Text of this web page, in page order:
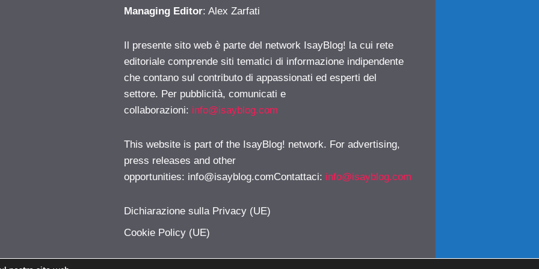
Managing Editor: Alex Zarfati
Il presente sito web è parte del network IsayBlog! la cui rete
editoriale comprende siti tematici di informazione indipendente
che contano sul contributo di appassionati ed esperti del
settore. Per pubblicità, comunicati e
collaborazioni: info@isayblog.com
This website is part of the IsayBlog! network. For advertising,
press releases and other
opportunities: info@isayblog.comContattaci: info@isayblog.com
Dichiarazione sulla Privacy (UE)
Cookie Policy (UE)